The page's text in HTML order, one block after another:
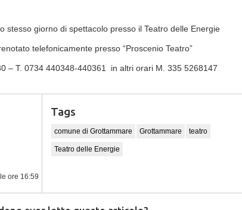
stesso giorno di spettacolo presso il Teatro delle Energie
telefonicamente presso “Proscenio Teatro”
– T. 0734 440348-440361 in altri orari M. 335 5268147
ore 16:59
Tags
comune di Grottammare Grottammare teatro
Teatro delle Energie